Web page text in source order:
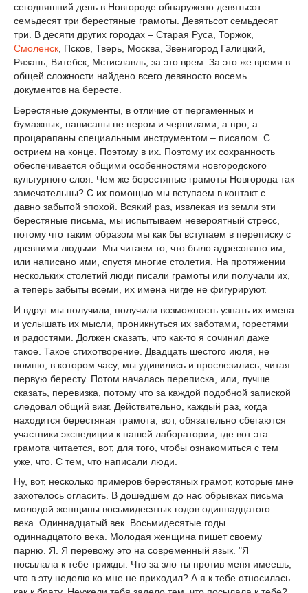
сегодняшний день в Новгороде обнаружено девятьсот
семьдесят три берестяные грамоты. Девятьсот семьдесят
три. В десяти других городах – Старая Руса, Торжок,
Смоленск , Псков, Тверь, Москва, Звенигород Галицкий,
Рязань, Витебск, Мстиславль, за это врем. За это же время в
общей сложности найдено всего девяносто восемь
документов на бересте.
Берестяные документы, в отличие от пергаменных и
бумажных, написаны не пером и чернилами, а про, а
процарапаны специальным инструментом – писалом. С
острием на конце. Поэтому в их. Поэтому их сохранность
обеспечивается общими особенностями новгородского
культурного слоя. Чем же берестяные грамоты Новгорода так
замечательны? С их помощью мы вступаем в контакт с
давно забытой эпохой. Всякий раз, извлекая из земли эти
берестяные письма, мы испытываем невероятный стресс,
потому что таким образом мы как бы вступаем в переписку с
древними людьми. Мы читаем то, что было адресовано им,
или написано ими, спустя многие столетия. На протяжении
нескольких столетий люди писали грамоты или получали их,
а теперь забыты всеми, их имена нигде не фигурируют.
И вдруг мы получили, получили возможность узнать их имена
и услышать их мысли, проникнуться их заботами, горестями
и радостями. Должен сказать, что как-то я сочинил даже
такое. Такое стихотворение. Двадцать шестого июля, не
помню, в котором часу, мы удивились и прослезились, читая
первую бересту. Потом началась переписка, или, лучше
сказать, перевизка, потому что за каждой подобной запиской
следовал общий визг. Действительно, каждый раз, когда
находится берестяная грамота, вот, обязательно сбегаются
участники экспедиции к нашей лаборатории, где вот эта
грамота читается, вот, для того, чтобы ознакомиться с тем
уже, что. С тем, что написали люди.
Ну, вот, несколько примеров берестяных грамот, которые мне
захотелось огласить. В дошедшем до нас обрывках письма
молодой женщины восьмидесятых годов одиннадцатого
века. Одиннадцатый век. Восьмидесятые годы
одиннадцатого века. Молодая женщина пишет своему
парню. Я. Я перевожу это на современный язык. "Я
посылала к тебе трижды. Что за зло ты против меня имеешь,
что в эту неделю ко мне не приходил? А я к тебе относилась